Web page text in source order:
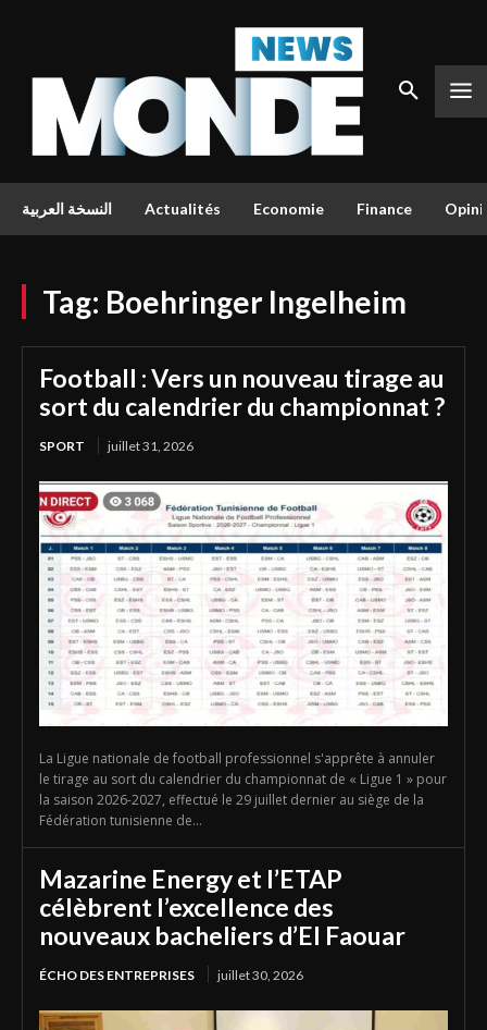
النسخة العربية Actualités Economie Finance
Tag: Boehringer Ingelheim
Football : Vers un nouveau tirage au
sort du calendrier du championnat ?
SPORT juillet 31, 2026
La Ligue nationale de football professionnel s'apprête à annuler
le tirage au sort du calendrier du championnat de « Ligue 1 » pour
la saison 2026-2027, effectué le 29 juillet dernier au siège de la
Fédération tunisienne de...
Mazarine Energy et l’ETAP
célèbrent l’excellence des
nouveaux bacheliers d’El Faouar
ÉCHO DES ENTREPRISES juillet 30, 2026